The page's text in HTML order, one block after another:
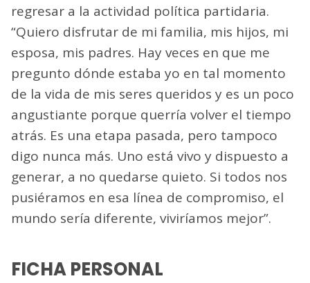
regresar a la actividad política partidaria.
“Quiero disfrutar de mi familia, mis hijos, mi
esposa, mis padres. Hay veces en que me
pregunto dónde estaba yo en tal momento
de la vida de mis seres queridos y es un poco
angustiante porque querría volver el tiempo
atrás. Es una etapa pasada, pero tampoco
digo nunca más. Uno está vivo y dispuesto a
generar, a no quedarse quieto. Si todos nos
pusiéramos en esa línea de compromiso, el
mundo sería diferente, viviríamos mejor”.
FICHA PERSONAL